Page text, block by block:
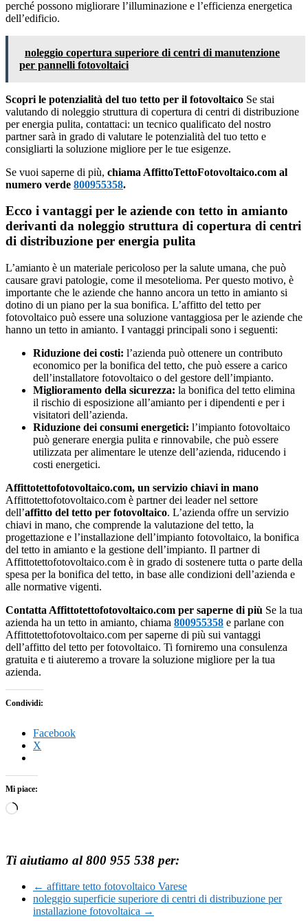
perché possono migliorare l’illuminazione e l’efficienza energetica
dell’edificio.
noleggio copertura superiore di centri di manutenzione
per pannelli fotovoltaici
Scopri le potenzialità del tuo tetto per il fotovoltaico Se stai
valutando di noleggio struttura di copertura di centri di distribuzione
per energia pulita, contattaci: un tecnico qualificato del nostro
partner sarà in grado di valutare le potenzialità del tuo tetto e
consigliarti la soluzione migliore per le tue esigenze.
Se vuoi saperne di più, chiama AffittoTettoFotovoltaico.com al
numero verde 800955358.
Ecco i vantaggi per le aziende con tetto in amianto
derivanti da noleggio struttura di copertura di centri
di distribuzione per energia pulita
L’amianto è un materiale pericoloso per la salute umana, che può
causare gravi patologie, come il mesotelioma. Per questo motivo, è
importante che le aziende che hanno ancora un tetto in amianto si
dotino di un piano per la sua bonifica. L’affitto del tetto per
fotovoltaico può essere una soluzione vantaggiosa per le aziende che
hanno un tetto in amianto. I vantaggi principali sono i seguenti:
Riduzione dei costi: l’azienda può ottenere un contributo
economico per la bonifica del tetto, che può essere a carico
dell’installatore fotovoltaico o del gestore dell’impianto.
Miglioramento della sicurezza: la bonifica del tetto elimina
il rischio di esposizione all’amianto per i dipendenti e per i
visitatori dell’azienda.
Riduzione dei consumi energetici: l’impianto fotovoltaico
può generare energia pulita e rinnovabile, che può essere
utilizzata per alimentare le utenze dell’azienda, riducendo i
costi energetici.
Affittotettofotovoltaico.com, un servizio chiavi in mano
Affittotettofotovoltaico.com è partner dei leader nel settore
dell’affitto del tetto per fotovoltaico. L’azienda offre un servizio
chiavi in mano, che comprende la valutazione del tetto, la
progettazione e l’installazione dell’impianto fotovoltaico, la bonifica
del tetto in amianto e la gestione dell’impianto. Il partner di
Affittotettofotovoltaico.com è in grado di sostenere tutta o parte della
spesa per la bonifica del tetto, in base alle condizioni dell’azienda e
alle normative vigenti.
Contatta Affittotettofotovoltaico.com per saperne di più Se la tua
azienda ha un tetto in amianto, chiama 800955358 e parlane con
Affittotettofotovoltaico.com per saperne di più sui vantaggi
dell’affitto del tetto per fotovoltaico. Ti forniremo una consulenza
gratuita e ti aiuteremo a trovare la soluzione migliore per la tua
azienda.
Condividi:
Facebook
X
Mi piace:
Caricamento
Ti aiutiamo al 800 955 538 per:
← affittare tetto fotovoltaico Varese
noleggio superficie superiore di centri di distribuzione per
installazione fotovoltaica →